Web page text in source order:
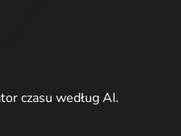
czasu według AI.